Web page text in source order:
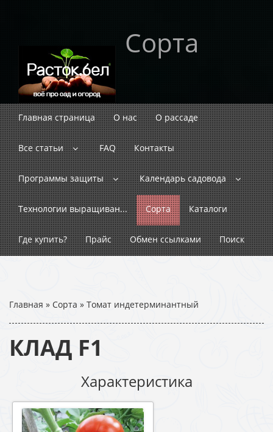
Сорта
Главная страница О нас О рассаде
Все статьи FAQ Контакты
Программы защиты Календарь садовода
Технологии выращиван... Сорта Каталоги
Где купить? Прайс Обмен ссылками Поиск
Главная » Сорта » Томат индетерминантный
КЛАД F1
Характеристика